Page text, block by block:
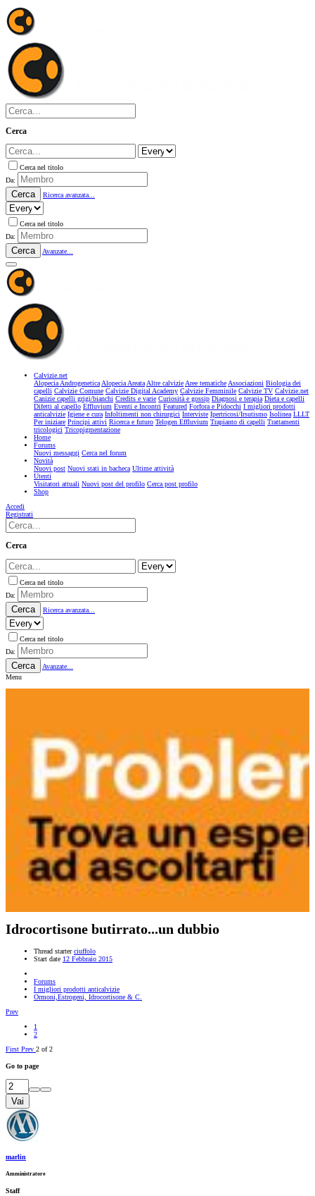
Cerca
Cerca nel titolo
Da:
Cerca Ricerca avanzata...
Cerca nel titolo
Da:
Cerca Avanzate...
Calvizie.net
Alopecia AndrogeneticaAlopecia AreataAltre calvizieAree tematicheAssociazioni Biologia dei
capelli Calvizie Comune Calvizie Digital Academy Calvizie Femminile Calvizie TV Calvizie.net
Canizie capelli grigi/bianchi Credits e varie Curiosità e gossip Diagnosi e terapia Dieta e capelli
Difetti al capello Effluvium Eventi e Incontri Featured Forfora e Pidocchi I migliori prodotti
anticalvizie Igiene e cura Infoltimenti non chirurgici Interviste Ipertricosi/Irsutismo Isolinea LLLT
Per iniziare Principi attivi Ricerca e futuro Telogen Effluvium Trapianto di capelli Trattamenti
tricologici Tricopigmentazione
Home
Forums
Nuovi messaggi Cerca nel forum
Novità
Nuovi post Nuovi stati in bacheca Ultime attività
Utenti
Visitatori attuali Nuovi post del profilo Cerca post profilo
Shop
Accedi
Registrati
Cerca
Cerca nel titolo
Da:
Cerca Ricerca avanzata...
Cerca nel titolo
Da:
Cerca
Avanzate...
Menu
Idrocortisone butirrato...un dubbio
Thread starter ciuffolo
Start date 12 Febbraio 2015
Forums
I migliori prodotti anticalvizie
Ormoni,Estrogeni, Idrocortisone & C.
Prev
1
2
First Prev 2 of 2
Go to page
Vai
marlin
Amministratore
Staff